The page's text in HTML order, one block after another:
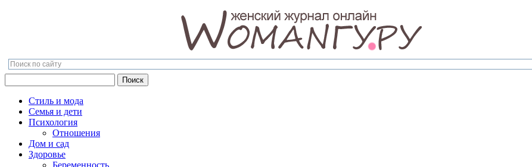
Поиск
Стиль и мода
Семья и дети
Психология
Отношения
Дом и сад
Здоровье
Беременность